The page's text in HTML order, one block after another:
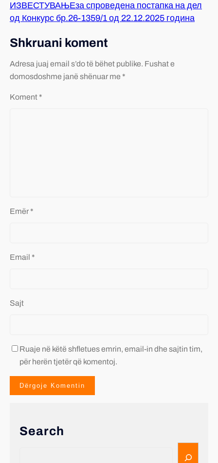
ИЗВЕСТУВАЊЕза спроведена постапка на дел
од Конкурс бр.26-1359/1 од 22.12.2025 година
Shkruani koment
Adresa juaj email s’do të bëhet publike. Fushat e
domosdoshme janë shënuar me *
Koment *
Emër *
Email *
Sajt
Ruaje në këtë shfletues emrin, email-in dhe sajtin tim,
për herën tjetër që komentoj.
Search